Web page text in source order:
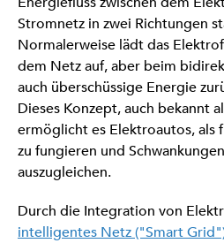
Stromnetz in zwei Richtungen
Normalerweise lädt das
dem Netz auf, aber beim
auch überschüssige Energie
Dieses Konzept, auch bekannt
ermöglicht es Elektroautos, als
zu fungieren und
auszugleichen.
Durch die Integration von
intelligentes Netz ("Smart